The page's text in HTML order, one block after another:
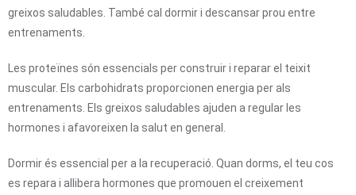
greixos saludables. També cal dormir i descansar prou entre
entrenaments.
Les proteïnes són essencials per construir i reparar el teixit
muscular. Els carbohidrats proporcionen energia per als
entrenaments. Els greixos saludables ajuden a regular les
hormones i afavoreixen la salut en general.
Dormir és essencial per a la recuperació. Quan dorms, el teu cos
es repara i allibera hormones que promouen el creixement